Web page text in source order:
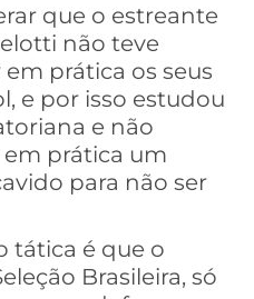
que o estreante
não teve
prática os seus
e por isso estudou
e não
prática um
para não ser
tática é que o
Brasileira, só